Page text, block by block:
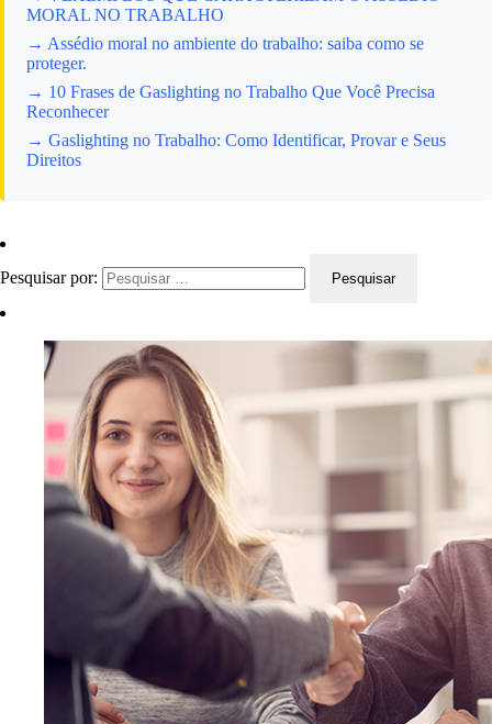
MORAL NO TRABALHO
→ Assédio moral no ambiente do trabalho: saiba como se
proteger.
→ 10 Frases de Gaslighting no Trabalho Que Você Precisa
Reconhecer
→ Gaslighting no Trabalho: Como Identificar, Provar e Seus
Direitos
Pesquisar por: